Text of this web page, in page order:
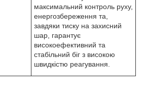
максимальний контроль руху,
енергозбереження та,
завдяки тиску на захисний
шар, гарантує
високоефективний та
стабільний біг з високою
швидкістю реагування.